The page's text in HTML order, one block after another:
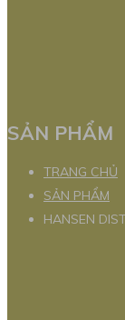
SẢN PHẨM
TRANG CHỦ
SẢN PHẨM
HANSEN